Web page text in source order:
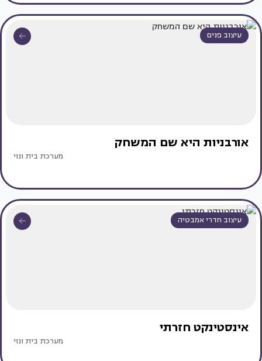
עיצוב פנים
אורבניות היא שם המשחק
מערכת בית ונוי
עיצוב חדרי אמבטיה
אינסטינקט חזרתי
מערכת בית ונוי